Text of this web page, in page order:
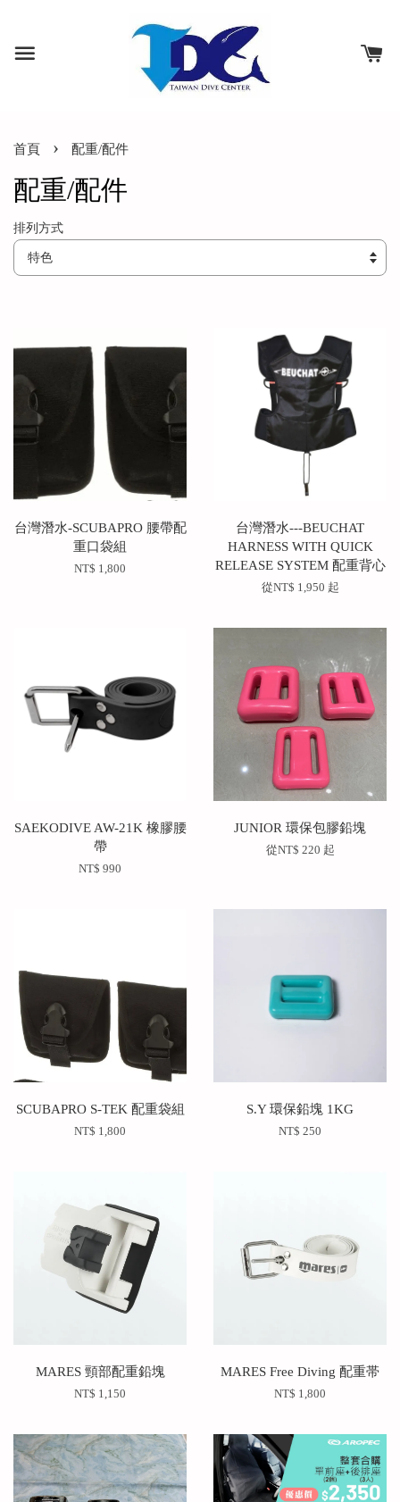
首頁 › 配重/配件
配重/配件
排列方式
台灣潛水-SCUBAPRO 腰帶配
重口袋組
NT$ 1,800
台灣潛水---BEUCHAT
HARNESS WITH QUICK
RELEASE SYSTEM 配重背心
從NT$ 1,950 起
SAEKODIVE AW-21K 橡膠腰
帶
NT$ 990
JUNIOR 環保包膠鉛塊
從NT$ 220 起
SCUBAPRO S-TEK 配重袋組
NT$ 1,800
S.Y 環保鉛塊 1KG
NT$ 250
MARES 頸部配重鉛塊
NT$ 1,150
MARES Free Diving 配重帯
NT$ 1,800